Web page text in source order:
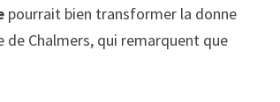
pourrait bien transformer la donne
Chalmers, qui remarquent que